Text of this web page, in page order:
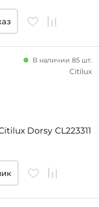
Dorsy CL223311
В наличии 85 шт.
Citilux